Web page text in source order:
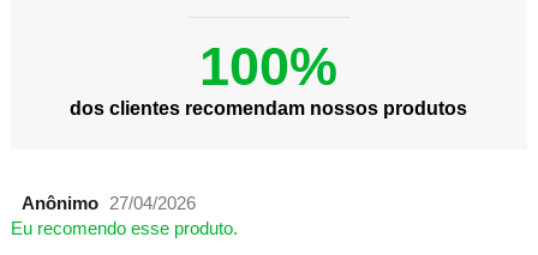
100%
dos clientes recomendam nossos produtos
Anônimo
27/04/2026
Eu recomendo esse produto.